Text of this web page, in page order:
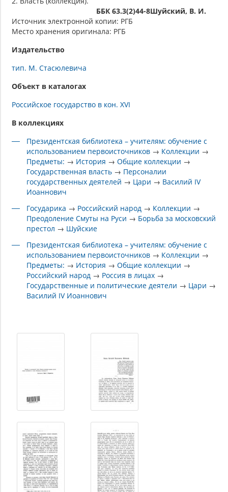
ББК 63.3(2)44-8Шуйский, В. И.
Источник электронной копии: РГБ
Место хранения оригинала: РГБ
Издательство
тип. М. Стасюлевича
Объект в каталогах
Российское государство в кон. XVI
В коллекциях
Президентская библиотека – учителям: обучение с
использованием первоисточников → Коллекции →
Предметы: → История →Общие коллекции →
Государственная власть → Персоналии
государственных деятелей → Цари → Василий IV
Иоаннович
Государика → Российский народ → Коллекции →
Преодоление Смуты на Руси → Борьба за московский
престол → Шуйские
Президентская библиотека – учителям: обучение с
использованием первоисточников → Коллекции →
Предметы: → История →Общие коллекции →
Российский народ → Россия в лицах →
Государственные и политические деятели → Цари →
Василий IV Иоаннович